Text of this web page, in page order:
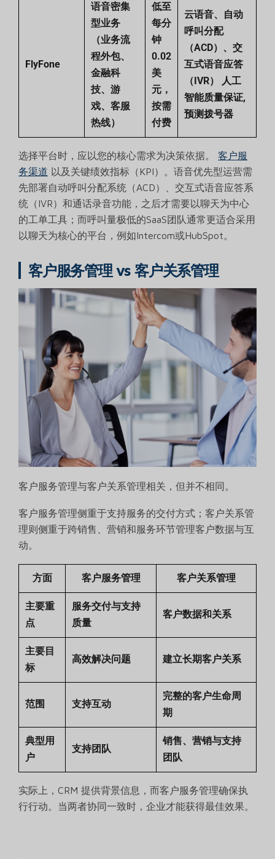
FlyFone
语音密集
型业务
（业务流
程外包、
金融科
技、游
戏、客服
热线）
低至
每分
钟
0.02
美
元，
按需
付费
云语音、自动
呼叫分配
（ACD）、交
互式语音应答
（IVR）
人工
智能质量保证,
预测拨号器
选择平台时，应以您的核心需求为决策依据。 客户服
务渠道 以及关键绩效指标（KPI）。语音优先型运营需
先部署自动呼叫分配系统（ACD）、交互式语音应答系
统（IVR）和通话录音功能，之后才需要以聊天为中心
的工单工具；而呼叫量极低的SaaS团队通常更适合采用
以聊天为核心的平台，例如Intercom或HubSpot。
客户服务管理 vs 客户关系管理
客户服务管理与客户关系管理相关，但并不相同。
客户服务管理侧重于支持服务的交付方式；客户关系管
理则侧重于跨销售、营销和服务环节管理客户数据与互
动。
方面 客户服务管理 客户关系管理
主要重
点
服务交付与支持
质量
客户数据和关系
主要目
标
高效解决问题 建立长期客户关系
范围 支持互动
完整的客户生命周
期
典型用
户
支持团队
销售、营销与支持
团队
实际上，CRM 提供背景信息，而客户服务管理确保执
行行动。当两者协同一致时，企业才能获得最佳效果。